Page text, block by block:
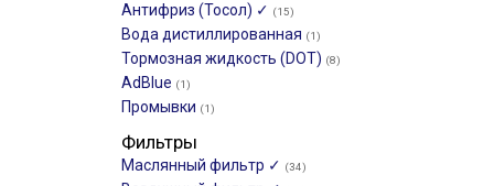
Антифриз (Тосол) ✓ (15)
Вода дистиллированная (1)
Тормозная жидкость (DOT) (8)
AdBlue (1)
Промывки (1)
Фильтры
Маслянный фильтр ✓ (34)